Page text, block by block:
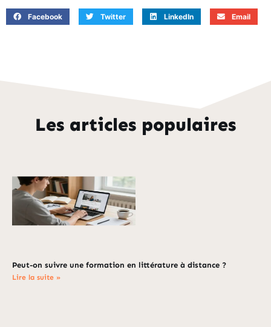
Facebook Twitter LinkedIn Email
Les articles populaires
Peut-on suivre une formation en littérature à distance ?
Lire la suite »